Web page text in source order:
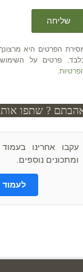
הפרטים היא
פרטים על השימוש
? שתפו
עקבו אחרינו
ומתכונים נוספים.
לעמוד